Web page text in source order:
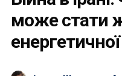
може стати